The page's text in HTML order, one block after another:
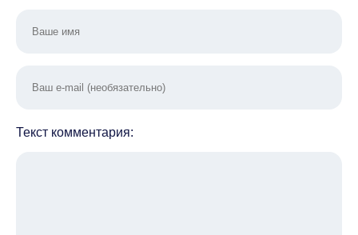
Текст комментария: